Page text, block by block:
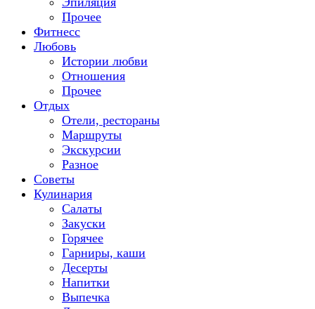
Прочее
Фитнесс
Любовь
Истории любви
Отношения
Прочее
Отдых
Отели, рестораны
Маршруты
Экскурсии
Разное
Советы
Кулинария
Салаты
Закуски
Горячее
Гарниры, каши
Десерты
Напитки
Выпечка